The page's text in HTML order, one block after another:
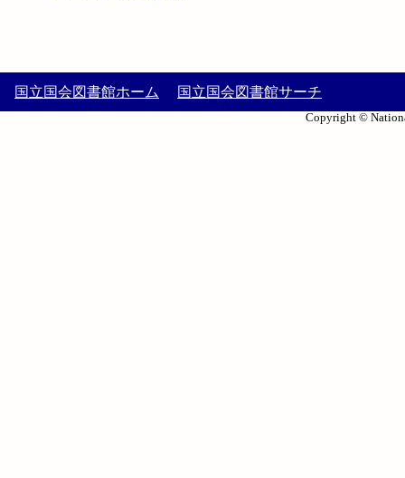
国立国会図書館ホーム 国立国会図書館サーチ
Copyright ©